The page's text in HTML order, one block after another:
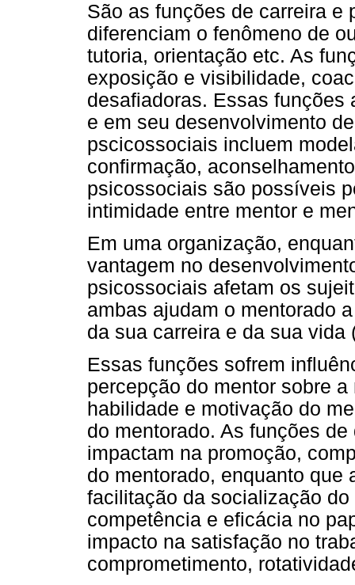
São as funções de carreira e
diferenciam o fenômeno de
tutoria, orientação etc. As
exposição e visibilidade,
desafiadoras. Essas funções
e em seu desenvolvimento
pscicossociais incluem
confirmação,
psicossociais são possíveis
intimidade entre mentor e
Em uma organização,
vantagem no
psicossociais afetam os
ambas ajudam o mentorado
da sua carreira e da sua vida
Essas funções sofrem
percepção do mentor sobre
habilidade e motivação do
do mentorado. As funções
impactam na promoção,
do mentorado, enquanto
facilitação da socialização
competência e eficácia no
impacto na satisfação no
comprometimento,